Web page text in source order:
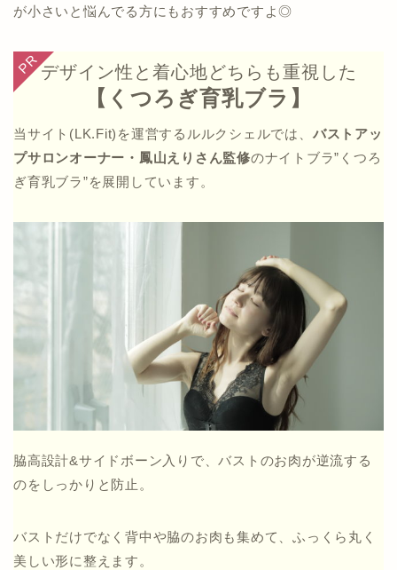
が小さいと悩んでる方にもおすすめですよ◎
デザイン性と着心地どちらも重視した
【くつろぎ育乳ブラ】
当サイト(LK.Fit)を運営するルルクシェルでは、 バストアッ
プサロンオーナー・鳳山えりさん監修のナイトブラ”くつろ
ぎ育乳ブラ”を展開しています。
脇高設計&サイドボーン入りで、バストのお肉が逆流する
のをしっかりと防止。
バストだけでなく背中や脇のお肉も集めて、ふっくら丸く
美しい形に整えます。